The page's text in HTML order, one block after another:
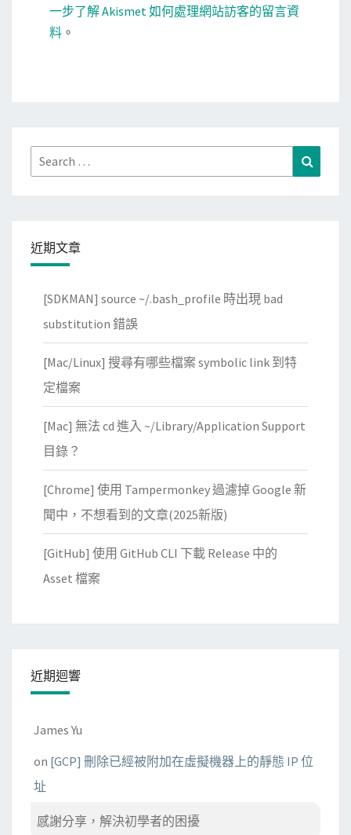
一步了解 Akismet 如何處理網站訪客的留言資
料 。
Search
for:
近期文章
[SDKMAN] source ~/.bash_profile 時出現 bad
substitution 錯誤
[Mac/Linux] 搜尋有哪些檔案 symbolic link 到特
定檔案
[Mac] 無法 cd 進入 ~/Library/Application Support
目錄？
[Chrome] 使用 Tampermonkey 過濾掉 Google 新
聞中，不想看到的文章(2025新版)
[GitHub] 使用 GitHub CLI 下載 Release 中的
Asset 檔案
近期迴響
James Yu
on [GCP] 刪除已經被附加在虛擬機器上的靜態 IP 位
址
感謝分享，解決初學者的困擾